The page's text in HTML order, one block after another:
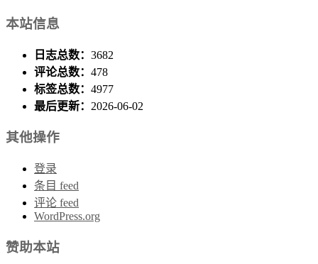
本站信息
日志总数： 3682
评论总数： 478
标签总数： 4977
最后更新： 2026-06-02
其他操作
登录
条目 feed
评论 feed
WordPress.org
赞助本站